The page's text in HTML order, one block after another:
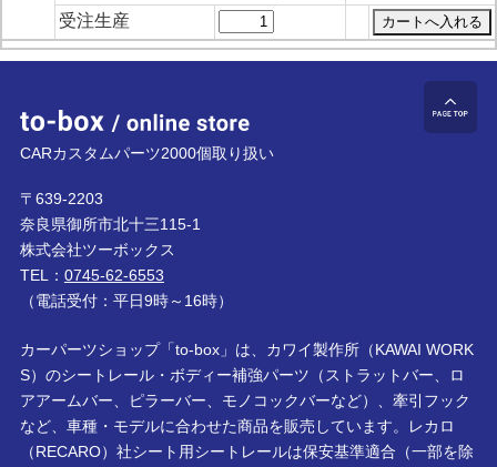
受注生産
to-box online store
CARカスタムパーツ2000個取り扱い
〒639-2203
奈良県御所市北十三115-1
株式会社ツーボックス
TEL： 0745-62-6553
（電話受付：平日9時～16時）
カーパーツショップ「to-box」は、カワイ製作所（KAWAI WORK
S）のシートレール・ボディー補強パーツ（ストラットバー、ロ
アアームバー、ピラーバー、モノコックバーなど）、牽引フック
など、車種・モデルに合わせた商品を販売しています。レカロ
（RECARO）社シート用シートレールは保安基準適合（一部を除